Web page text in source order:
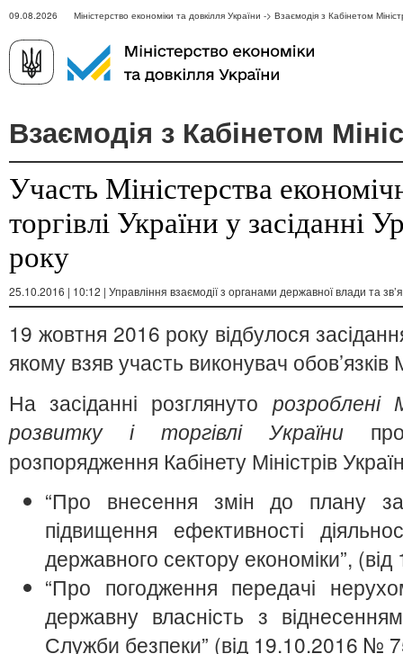
09.08.2026 Міністерство економіки та довкілля України -> Взаємодія з Кабінетом
Взаємодія з Кабінетом
Участь Міністерства
торгівлі України у засіданні
року
25.10.2016 | 10:12 | Управління взаємодії з органами державної влади та
19 жовтня 2016 року відбулося
якому взяв участь виконувач обов’язків
На засіданні розглянуто розроблені
розвитку і торгівлі України
розпорядження Кабінету Міністрів
“Про внесення змін до плану
підвищення ефективності
державного сектору економіки”,
“Про погодження передачі
державну власність з
Служби безпеки” (від 19.10.2016 №